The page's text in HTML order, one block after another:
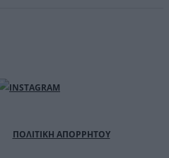
ΠΟΛΙΤΙΚΗ ΑΠΟΡΡΗΤΟΥ